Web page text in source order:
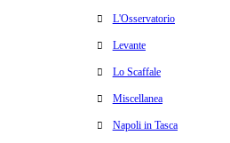
L'Osservatorio
Levante
Lo Scaffale
Miscellanea
Napoli in Tasca